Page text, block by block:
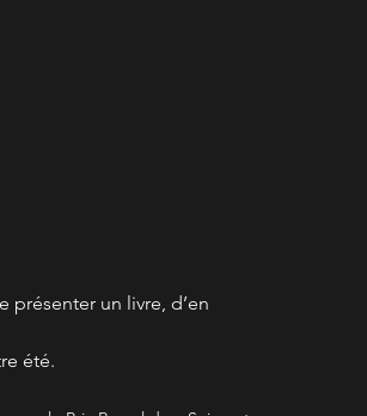
un livre, d’en
été.